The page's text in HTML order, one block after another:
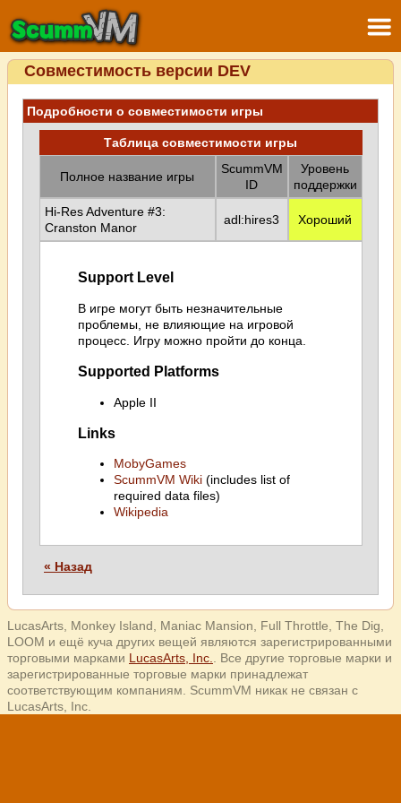
Совместимость версии DEV
Подробности о совместимости игры
Таблица совместимости игры
Полное название игры
ScummVM
ID
Уровень
поддержки
Hi-Res Adventure #3:
Cranston Manor
adl:hires3 Хороший
Support Level
В игре могут быть незначительные
проблемы, не влияющие на игровой
процесс. Игру можно пройти до конца.
Supported Platforms
Apple II
Links
MobyGames
ScummVM Wiki(includes list of
required data files)
Wikipedia
« Назад
LucasArts, Monkey Island, Maniac Mansion, Full Throttle, The Dig,
LOOM и ещё куча других вещей являются зарегистрированными
торговыми марками LucasArts, Inc.
. Все другие торговые марки и
зарегистрированные торговые марки принадлежат
соответствующим компаниям. ScummVM никак не связан с
LucasArts, Inc.